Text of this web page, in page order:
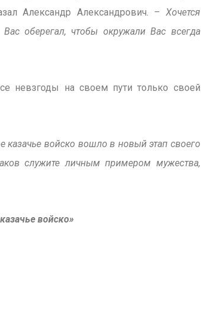
Александр Александрович. – Хочется
оберегал, чтобы окружали Вас всегда
невзгоды на своем пути только своей
войско вошло в новый этап своего
служите личным примером мужества,
войско»